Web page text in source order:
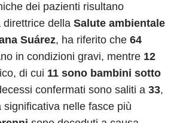
dei pazienti risultano
direttrice della Salute ambientale
Suárez, ha riferito che 64
in condizioni gravi, mentre 12
di cui 11 sono bambini sotto
confermati sono saliti a 33,
significativa nelle fasce più